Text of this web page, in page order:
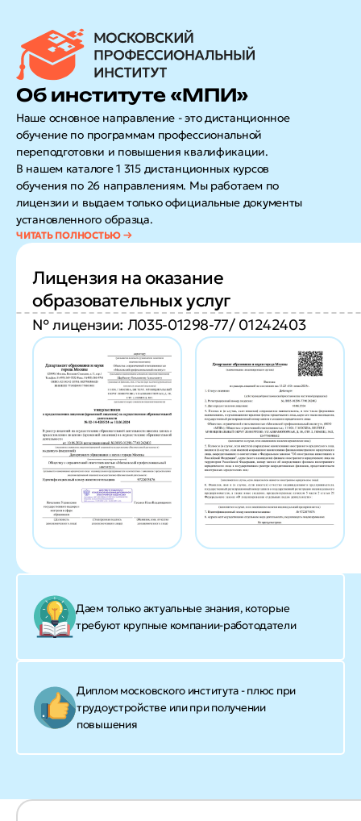
Об институте «МПИ»
Наше основное направление - это дистанционное
обучение по программам профессиональной
переподготовки и повышения квалификации.
В нашем каталоге 1 315 дистанционных курсов
обучения по 26 направлениям. Мы работаем по
лицензии и выдаем только официальные документы
установленного образца.
Лицензия на оказание
образовательных услуг
№ лицензии: Л035-01298-77/ 01242403
Даем только актуальные знания, которые
требуют крупные компании-работодатели
Диплом московского института - плюс при
трудоустройстве или при получении
повышения